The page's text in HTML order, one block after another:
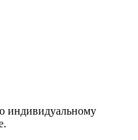
индивидуальному